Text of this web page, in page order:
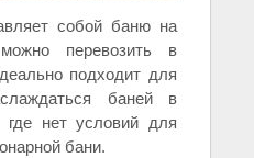
собой баню на
перевозить в
подходит для
баней в
где нет условий для
бани.